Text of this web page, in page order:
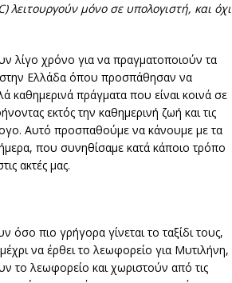
λειτουργούν μόνο σε υπολογιστή, και όχι
λίγο χρόνο για να πραγματοποιούν τα
στην Ελλάδα όπου προσπάθησαν να
καθημερινά πράγματα που είναι κοινά σε
εκτός την καθημερινή ζωή και τις
Αυτό προσπαθούμε να κάνουμε με τα
που συνηθίσαμε κατά κάποιο τρόπο
ακτές μας.
πιο γρήγορα γίνεται το ταξίδι τους,
να έρθει το λεωφορείο για Μυτιλήνη,
το λεωφορείο και χωριστούν από τις